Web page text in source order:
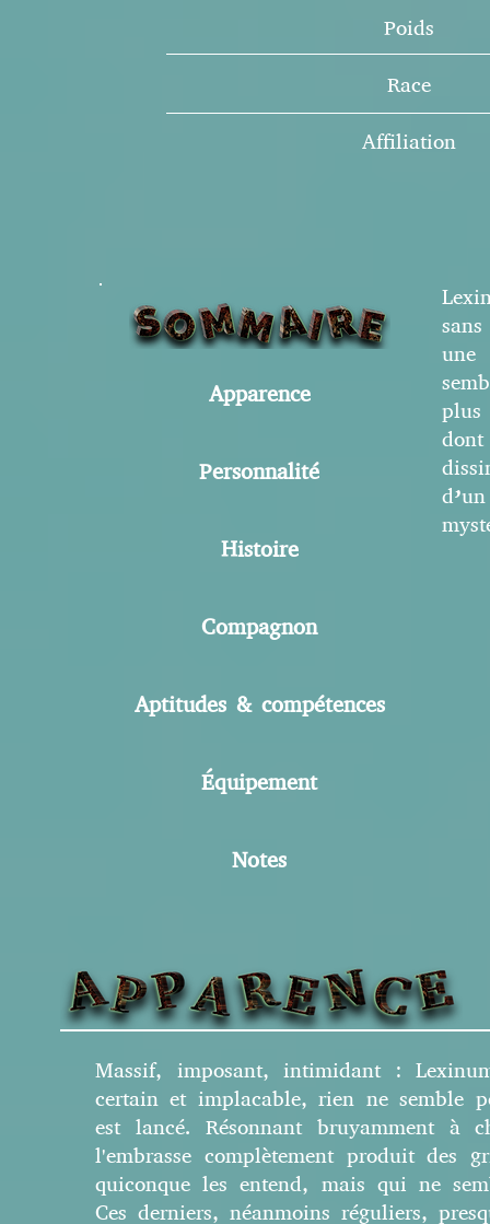
Poids
Race
Affiliation
Apparence
Personnalité
Histoire
Compagnon
Aptitudes & compétences
Équipement
Notes
une
plus
Massif, imposant, intimidant :
certain et implacable, rien ne semble
est lancé. Résonnant bruyamment à
l'embrasse complètement produit des
quiconque les entend, mais qui ne
Ces derniers, néanmoins réguliers,